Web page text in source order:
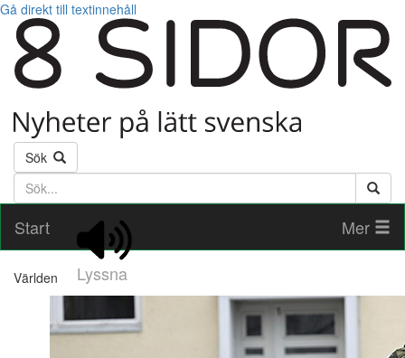
Gå direkt till textinnehåll
Sök
Söktext
Start
Lyssna
Mer
Världen